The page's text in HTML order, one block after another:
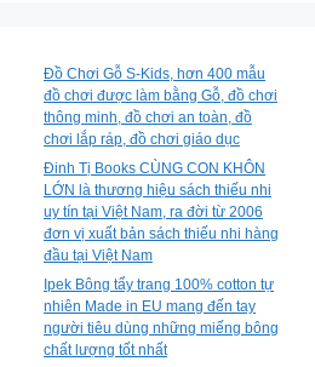
Đồ Chơi Gỗ S-Kids, hơn 400 mẫu
đồ chơi được làm bằng Gỗ, đồ chơi
thông minh, đồ chơi an toàn, đồ
chơi lắp ráp, đồ chơi giáo dục
Đinh Tị Books CÙNG CON KHÔN
LỚN là thương hiệu sách thiếu nhi
uy tín tại Việt Nam, ra đời từ 2006
đơn vị xuất bản sách thiếu nhi hàng
đầu tại Việt Nam
Ipek Bông tẩy trang 100% cotton tự
nhiên Made in EU mang đến tay
người tiêu dùng những miếng bông
chất lượng tốt nhất